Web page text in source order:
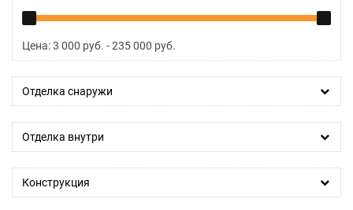
Цена:3 000 руб. -235 000 руб.
Отделка снаружи
Отделка внутри
Конструкция